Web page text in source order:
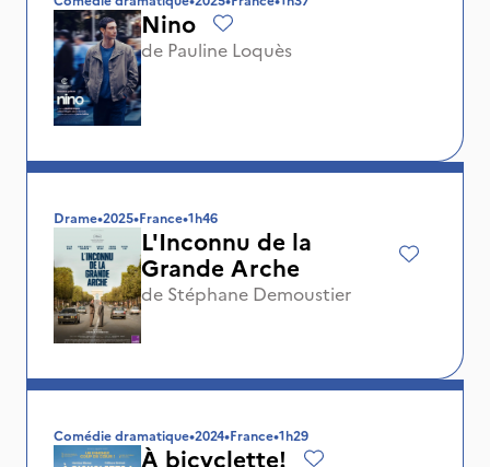
Nino
de Pauline Loquès
Drame•2025•France•1h46
L'Inconnu de la
Grande Arche
de Stéphane Demoustier
Comédie dramatique•2024•France•1h29
À bicyclette!